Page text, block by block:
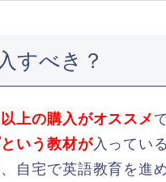
すべき？
上の購入がオススメ
いう教材が入ってい
自宅で英語教育を進